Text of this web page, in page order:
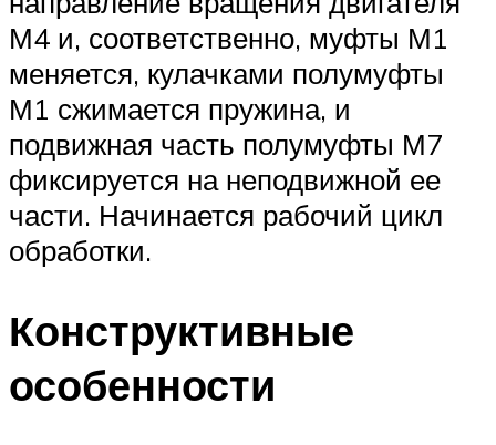
М4 и, соответственно, муфты М1
меняется, кулачками полумуфты
М1 сжимается пружина, и
подвижная часть полумуфты М7
фиксируется на неподвижной ее
части. Начинается рабочий цикл
обработки.
Конструктивные
особенности